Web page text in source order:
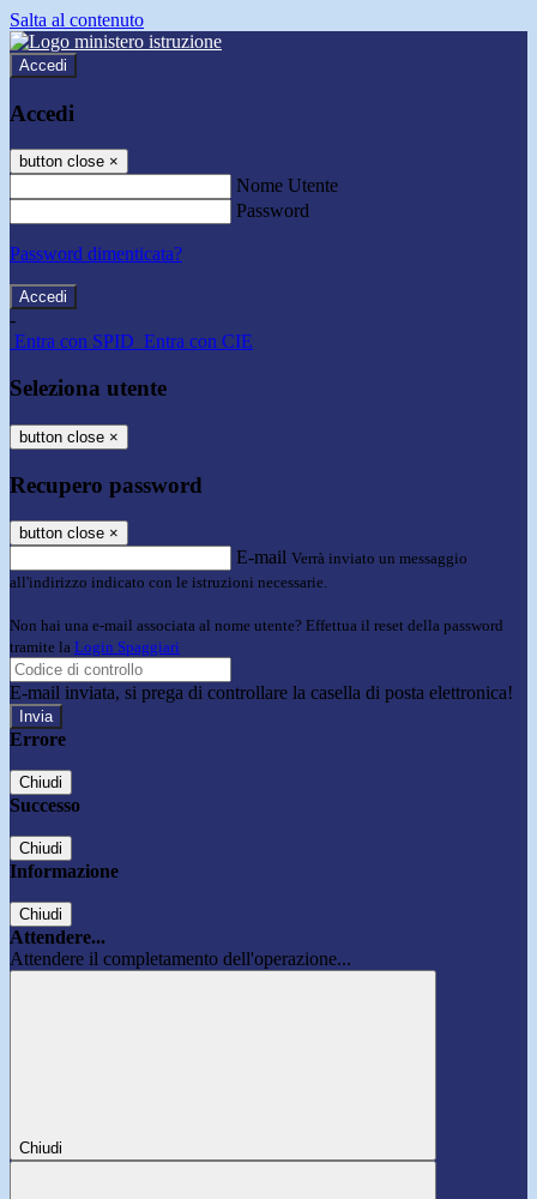
Salta al contenuto
Accedi
Accedi
button close ×
Nome Utente
Password
Password dimenticata?
-
Entra con SPID Entra con CIE
Seleziona utente
button close ×
Recupero password
button close ×
E-mail Verrà inviato un messaggio
all'indirizzo indicato con le istruzioni necessarie.
Non hai una e-mail associata al nome utente? Effettua il reset della password
tramite la Login Spaggiari
E-mail inviata, si prega di controllare la casella di posta elettronica!
Errore
Chiudi
Successo
Chiudi
Informazione
Chiudi
Attendere...
Attendere il completamento dell'operazione...
Chiudi